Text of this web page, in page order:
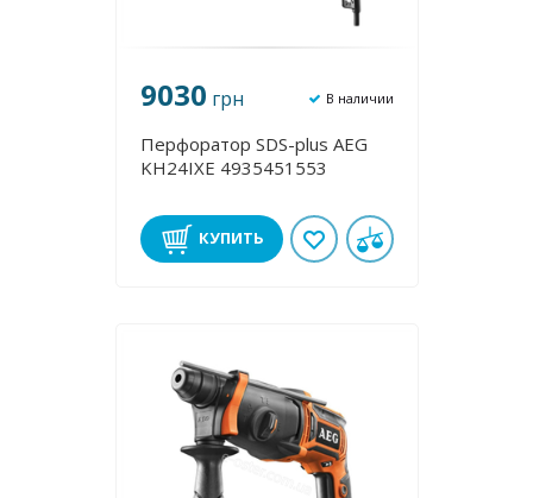
9030 грн В наличии
Перфоратор SDS-plus AEG
KH24IXE 4935451553
КУПИТЬ